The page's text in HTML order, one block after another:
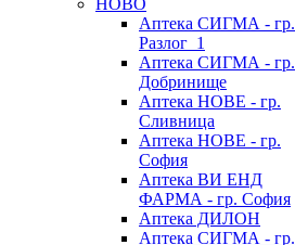
Аптека СИГМА - гр.
Разлог_1
Аптека СИГМА - гр.
Добринище
Аптека НОВЕ - гр.
Сливница
Аптека НОВЕ - гр.
София
Аптека ВИ ЕНД
ФАРМА - гр. София
Аптека ДИЛОН
Аптека СИГМА - гр.